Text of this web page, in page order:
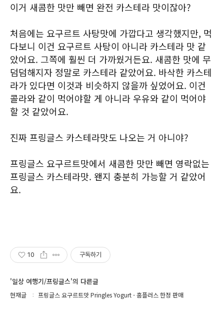
이거 새콤한 맛만 빼면 완전 카스테라 맛이잖아?
처음에는 요구르트 사탕맛에 가깝다고 생각했지만, 먹
다보니 이건 요구르트 사탕이 아니라 카스테라 맛 같
았어요. 그쪽에 훨씬 더 가까웠거든요. 새콤한 맛에 무
덤덤해지자 정말로 카스테라 같았어요. 바삭한 카스테
라가 있다면 이것과 비슷하지 않을까 싶었어요. 이건
콜라와 같이 먹어야할 게 아니라 우유와 같이 먹어야
할 것 같았어요.
진짜 프링글스 카스테라맛도 나오는 거 아니야?
프링글스 요구르트맛에서 새콤한 맛만 빼면 영락없는
프링글스 카스테라맛. 왠지 충분히 가능할 거 같았어
요.
10 구독하기
'일상 여행기/프링글스'의 다른글
현재글 프링글스 요구르트맛 Pringles Yogurt - 홈플러스 한정 판매